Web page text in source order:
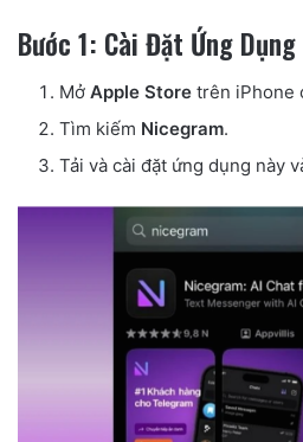
Bước 1: Cài Đặt Ứng
Mở Apple Store trên iPhone
Tìm kiếm Nicegram.
Tải và cài đặt ứng dụng này